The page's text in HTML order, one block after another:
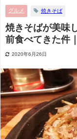
グルメ 焼きそば
焼きそばが美味
前食べてきた件
2020年6月26日